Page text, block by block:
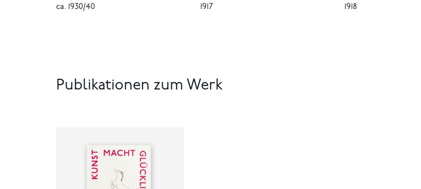
ca. 1930/40
1917
1918
Publikationen zum Werk